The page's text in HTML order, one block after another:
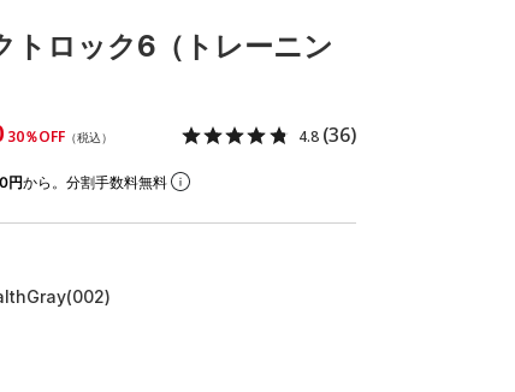
トロック6（トレーニン
30％OFF （税込） 4.8 (36)
円から。分割手数料無料